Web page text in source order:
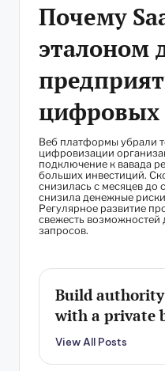
Почему
эталоном
Веб платформы убрали
цифровизации
подключение к вавада
больших инвестиций.
снизилась с месяцев до
снизила денежные
Регулярное развитие
свежесть
запросов.
Build
with a private
View All Posts